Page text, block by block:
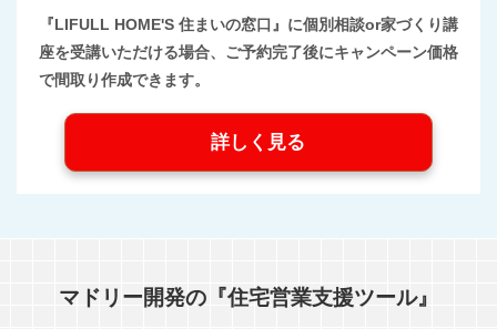
『LIFULL HOME'S 住まいの窓口』に個別相談or家づくり講
座を受講いただける場合、ご予約完了後にキャンペーン価格
で間取り作成できます。
詳しく見る
マドリー開発の『住宅営業支援ツール』